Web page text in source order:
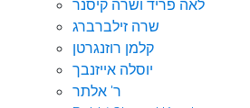
לאה פריד ושרה קיסנר
שרה זילברברג
קלמן רוזנגרטן
יוסלה אייזנבך
ר' אלתר